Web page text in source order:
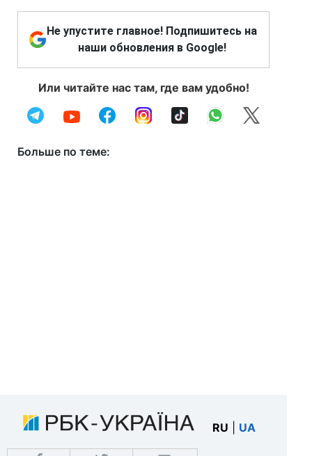
Не упустите главное! Подпишитесь на
наши обновления в Google!
Или читайте нас там, где вам удобно!
Больше по теме:
RU UA